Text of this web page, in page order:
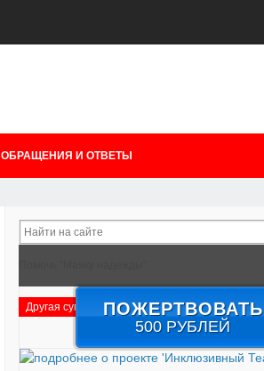
ОБРАЩЕНИЯ И ОТВЕТЫ
Другая сумма Подробнее
ПОЖЕРТВОВАТЬ
500 РУБЛЕЙ